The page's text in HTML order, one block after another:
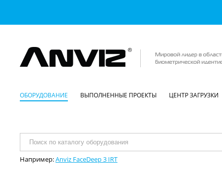
ОБОРУДОВАНИЕ ВЫПОЛНЕННЫЕ ПРОЕКТЫ ЦЕНТР ЗАГРУЗКИ
Например:Anviz FaceDeep 3 IRT